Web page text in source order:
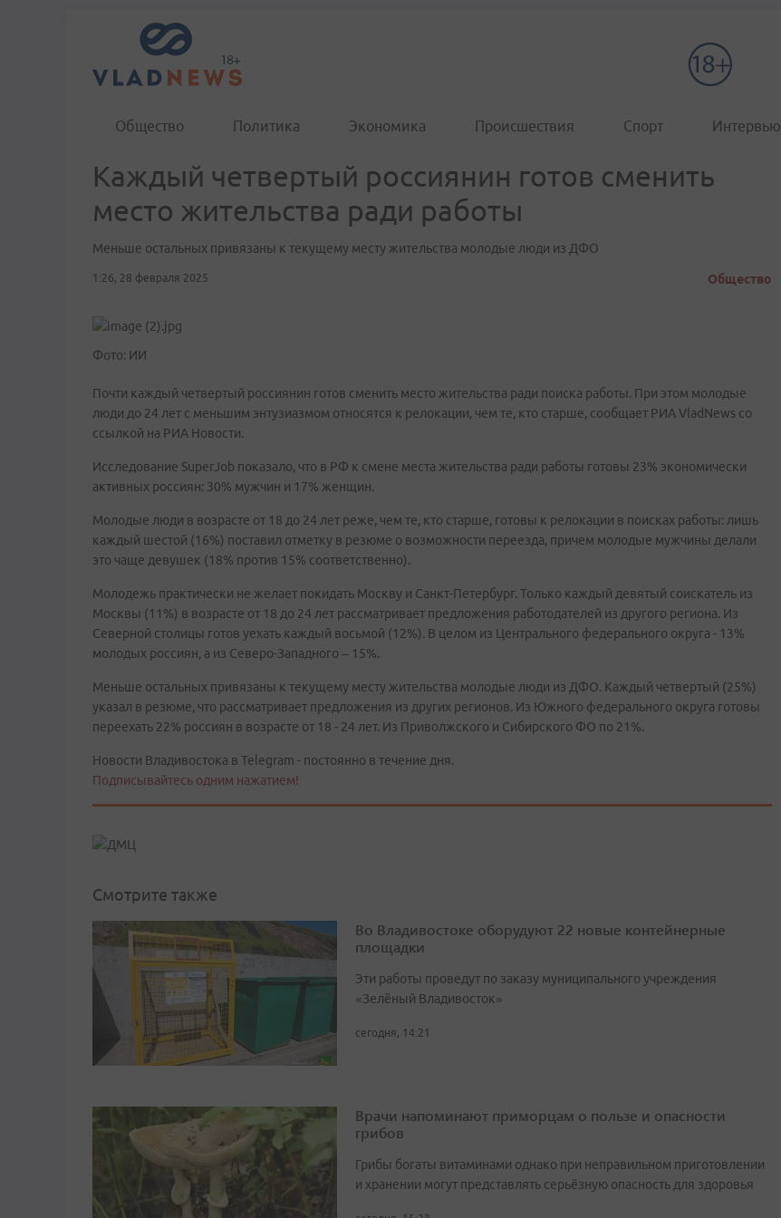
Общество Политика Экономика Происшествия Спорт Интервью
Каждый четвертый россиянин готов сменить
место жительства ради работы
Меньше остальных привязаны к текущему месту жительства молодые люди из ДФО
1:26, 28 февраля 2025 Общество
Фото: ИИ
Почти каждый четвертый россиянин готов сменить место жительства ради поиска работы. При этом молодые
люди до 24 лет с меньшим энтузиазмом относятся к релокации, чем те, кто старше, сообщает РИА VladNews со
ссылкой на РИА Новости.
Исследование SuperJob показало, что в РФ к смене места жительства ради работы готовы 23% экономически
активных россиян: 30% мужчин и 17% женщин.
Молодые люди в возрасте от 18 до 24 лет реже, чем те, кто старше, готовы к релокации в поисках работы: лишь
каждый шестой (16%) поставил отметку в резюме о возможности переезда, причем молодые мужчины делали
это чаще девушек (18% против 15% соответственно).
Молодежь практически не желает покидать Москву и Санкт-Петербург. Только каждый девятый соискатель из
Москвы (11%) в возрасте от 18 до 24 лет рассматривает предложения работодателей из другого региона. Из
Северной столицы готов уехать каждый восьмой (12%). В целом из Центрального федерального округа - 13%
молодых россиян, а из Северо-Западного – 15%.
Меньше остальных привязаны к текущему месту жительства молодые люди из ДФО. Каждый четвертый (25%)
указал в резюме, что рассматривает предложения из других регионов. Из Южного федерального округа готовы
переехать 22% россиян в возрасте от 18 - 24 лет. Из Приволжского и Сибирского ФО по 21%.
Новости Владивостока в Telegram - постоянно в течение дня.
Подписывайтесь одним нажатием!
Смотрите также
Во Владивостоке оборудуют 22 новые контейнерные
площадки
Эти работы проведут по заказу муниципального учреждения
«Зелёный Владивосток»
сегодня, 14:21
Врачи напоминают приморцам о пользе и опасности
грибов
Грибы богаты витаминами однако при неправильном приготовлении
и хранении могут представлять серьёзную опасность для здоровья